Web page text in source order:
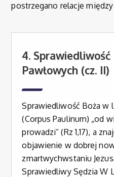
postrzegano relacje
4.
Pawłowych (cz. II)
Sprawiedliwość Boża w
(Corpus Paulinum) „od
prowadzi” (Rz 1,17), a
objawienie w dobrej
zmartwychwstaniu
Sprawiedliwy Sędzia W